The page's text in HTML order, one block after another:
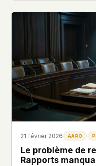
21 février 2026 AARO
Le problème de
Rapports